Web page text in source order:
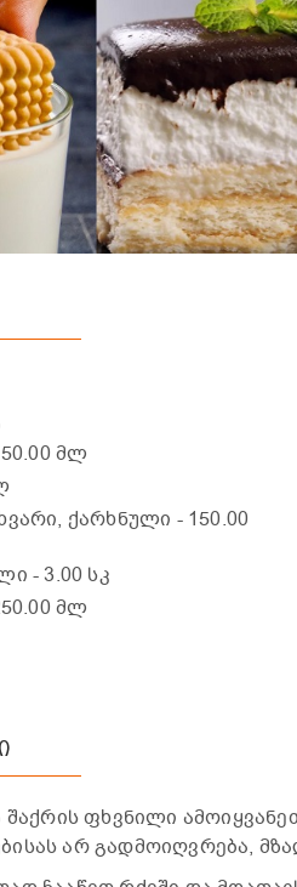
მლ
ქარხნული - 150.00
- 3.00 სკ
მლ
შაქრის ფხვნილი
არ გადმოიღვრება,